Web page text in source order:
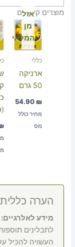
מוצרים קשורים
אזל
מן
המלאי
כללי
ארניקה
50 גרם
54.90 ₪
מחיר כולל
מס
הערה
מידע
לתבלינים
העשויה להכיל